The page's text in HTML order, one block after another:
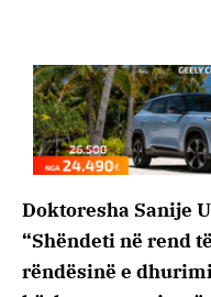
Doktoresha Sanije
“Shëndeti në rend
rëndësinë e